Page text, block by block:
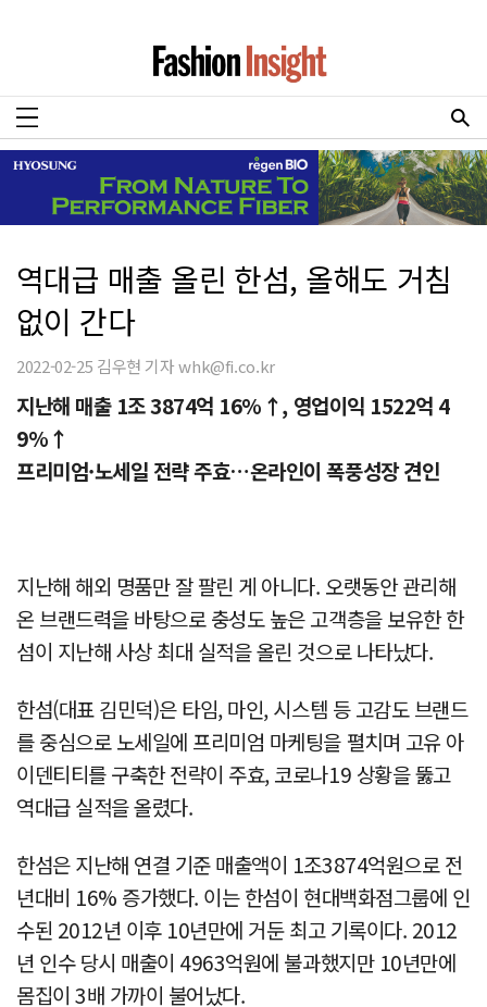
역대급 매출 올린 한섬, 올해도 거침
없이 간다
2022-02-25 김우현 기자 whk@fi.co.kr
지난해 매출 1조 3874억 16%↑, 영업이익 1522억 4
9%↑
프리미엄·노세일 전략 주효…온라인이 폭풍성장 견인
지난해 해외 명품만 잘 팔린 게 아니다. 오랫동안 관리해
온 브랜드력을 바탕으로 충성도 높은 고객층을 보유한 한
섬이 지난해 사상 최대 실적을 올린 것으로 나타났다.
한섬(대표 김민덕)은 타임, 마인, 시스템 등 고감도 브랜드
를 중심으로 노세일에 프리미엄 마케팅을 펼치며 고유 아
이덴티티를 구축한 전략이 주효, 코로나19 상황을 뚫고
역대급 실적을 올렸다.
한섬은 지난해 연결 기준 매출액이 1조3874억원으로 전
년대비 16% 증가했다. 이는 한섬이 현대백화점그룹에 인
수된 2012년 이후 10년만에 거둔 최고 기록이다. 2012
년 인수 당시 매출이 4963억원에 불과했지만 10년만에
몸집이 3배 가까이 불어났다.